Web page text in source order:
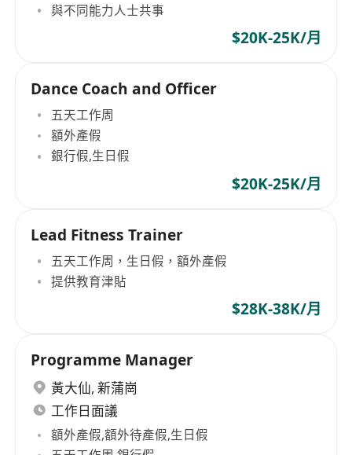
與不同能力人士共事
$20K-25K/月
Dance Coach and Officer
五天工作周
額外產假
銀行假,生日假
$20K-25K/月
Lead Fitness Trainer
五天工作周，生日假，額外產假
提供教育津貼
$28K-38K/月
Programme Manager
黃大仙, 新蒲崗
工作日面議
額外產假,額外待產假,生日假